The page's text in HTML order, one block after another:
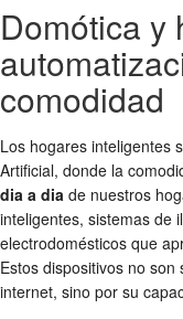
Domótica y
comodidad
Los hogares inteligentes
Artificial, donde la
dia a dia de nuestros
inteligentes, sistemas de
electrodomésticos que
Estos dispositivos no
internet, sino por su